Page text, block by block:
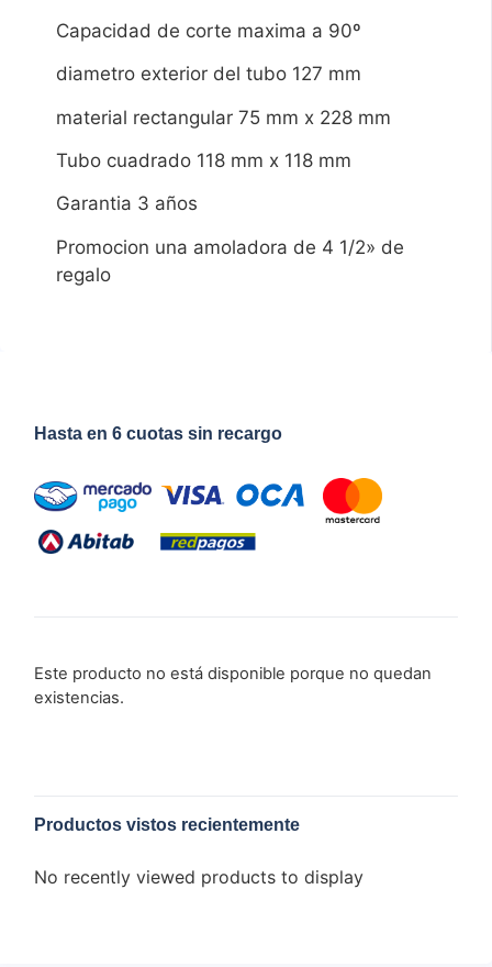
Capacidad de corte maxima a 90º
diametro exterior del tubo 127 mm
material rectangular 75 mm x 228 mm
Tubo cuadrado 118 mm x 118 mm
Garantia 3 años
Promocion una amoladora de 4 1/2» de
regalo
Hasta en 6 cuotas sin recargo
Este producto no está disponible porque no quedan
existencias.
Productos vistos recientemente
No recently viewed products to display